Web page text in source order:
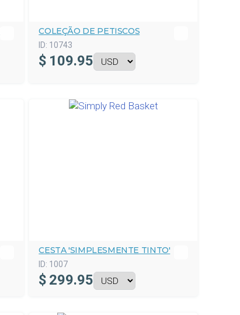
COLEÇÃO DE PETISCOS
ID: 10743
$ 109.95
CESTA 'SIMPLESMENTE TINTO'
ID: 1007
$ 299.95